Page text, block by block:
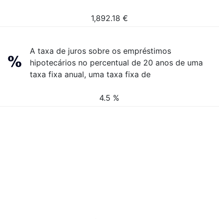
1,892.18 €
A taxa de juros sobre os empréstimos
hipotecários no percentual de 20 anos de uma
taxa fixa anual, uma taxa fixa de
4.5 %